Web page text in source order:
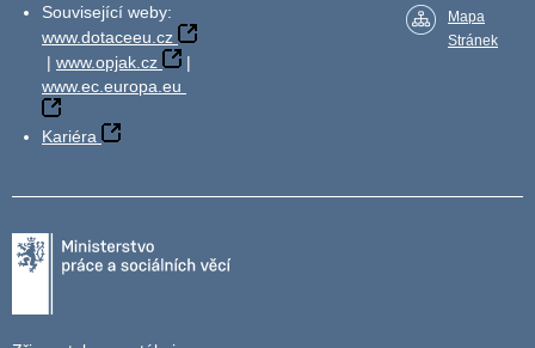
Související weby:
www.dotaceeu.cz
| www.opjak.cz
|
www.ec.europa.eu
Kariéra
Mapa
Stránek